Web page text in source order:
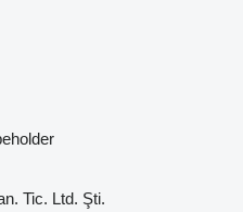
Tic. Ltd. Şti.